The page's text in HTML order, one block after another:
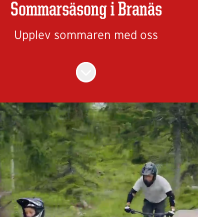
Sommarsäsong i Branäs
Upplev sommaren med oss
Skrolla för mer innehåll